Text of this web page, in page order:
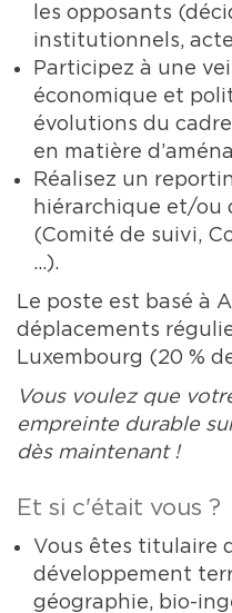
les opposants
institutionnels,
Participez à une
économique et
évolutions du
en matière
Réalisez un
hiérarchique et/ou
(Comité de suivi,
…).
Le poste est basé à
déplacements
Luxembourg (20 %
Vous voulez que
empreinte durable
dès maintenant !
Et si c'était vous ?
Vous êtes titulaire
développement
géographie, bio-